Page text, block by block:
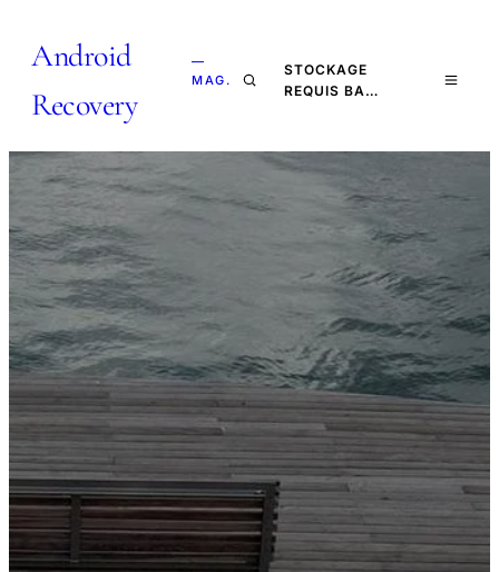
Android
Recovery
—
MAG.
STOCKAGE
REQUIS BA…